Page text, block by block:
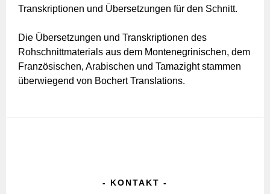
Transkriptionen und Übersetzungen für den Schnitt.
Die Übersetzungen und Transkriptionen des
Rohschnittmaterials aus dem Montenegrinischen, dem
Französischen, Arabischen und Tamazight stammen
überwiegend von Bochert Translations.
KONTAKT